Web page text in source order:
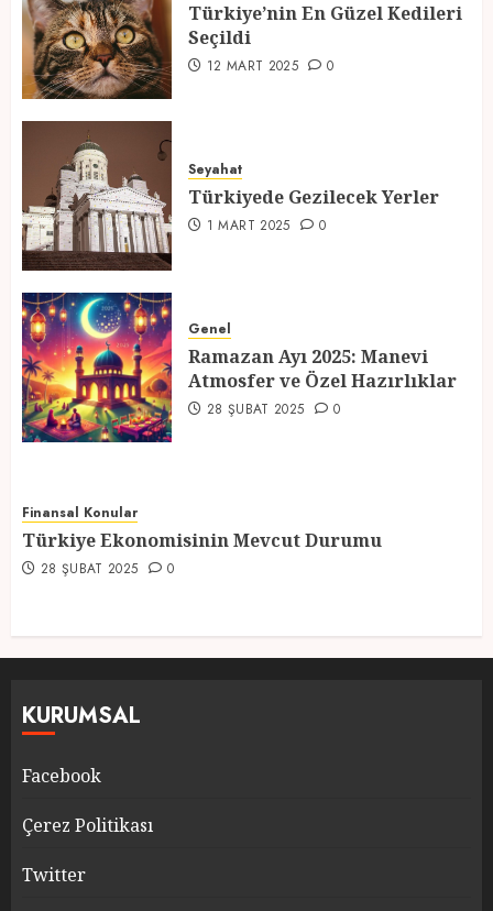
3
12 MART 2025 0
4
1 MART 2025
5
Atmosfer ve Özel Hazırlıklar
28 ŞUBAT 2025 0
Türkiye’nin En Güzel Kedileri
Seçildi
12 MART 2025 0
Seyahat
Türkiyede Gezilecek Yerler
1 MART 2025 0
Genel
Ramazan Ayı 2025: Manevi
Atmosfer ve Özel Hazırlıklar
28 ŞUBAT 2025 0
Finansal Konular
Türkiye Ekonomisinin Mevcut Durumu
28 ŞUBAT 2025 0
KURUMSAL
Facebook
Çerez Politikası
Twitter